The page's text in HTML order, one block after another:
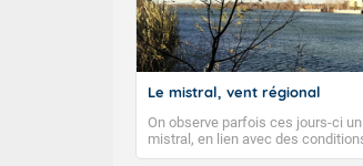
Le mistral, vent régional
On observe parfois ces jours-ci
mistral, en lien avec des
forêt. Mais qu'est-ce que le